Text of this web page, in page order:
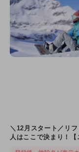
＼12月スタート／リ
人はここで決まり！【